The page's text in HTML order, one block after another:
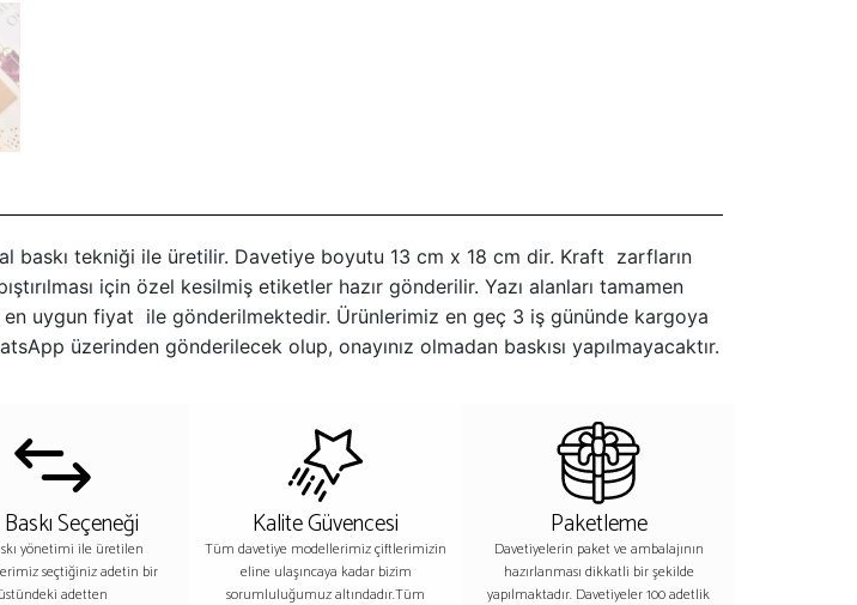
baskı tekniği ile üretilir. Davetiye boyutu 13 cm x 18 cm dir. Kraft zarfların
için özel kesilmiş etiketler hazır gönderilir. Yazı alanları tamamen
uygun fiyat ile gönderilmektedir. Ürünlerimiz en geç 3 iş gününde kargoya
üzerinden gönderilecek olup, onayınız olmadan baskısı yapılmayacaktır.
Seçeneği
yönetimi ile üretilen
seçtiğiniz adetin bir
üstündeki adetten
Kalite Güvencesi
Tüm davetiye modellerimiz çiftlerimizin
eline ulaşıncaya kadar bizim
sorumluluğumuz altındadır.Tüm
Paketleme
Davetiyelerin paket ve ambalajının
hazırlanması dikkatli bir şekilde
yapılmaktadır. Davetiyeler 100 adetlik